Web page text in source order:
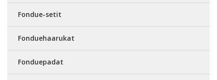
Fondue-setit
Fonduehaarukat
Fonduepadat